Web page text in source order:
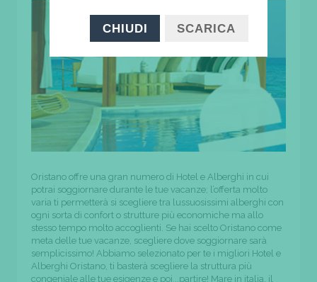
Oristano offre una gran numero di Hotel e Alberghi in cui
potrai soggiornare durante le tue vacanze; l’offerta molto
varia ti permetterà si scegliere tra lussuosissimi alberghi con
ogni sorta di confort o strutture più economiche ma allo
stesso tempo molto accoglienti. Se hai scelto Oristano come
meta delle tue vacanze, scegliere dove soggiornare sarà
semplicissimo! Abbiamo selezionato per te i migliori Hotel e
Alberghi Oristano, ti basterà scegliere la struttura più
congeniale alle tue esigenze e poi...partire! Mare in italia, il
CHIUDI SCARICA